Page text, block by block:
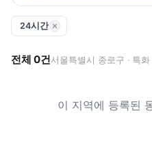
24시간
전체 0건서울특별시 종로구 · 특
이 지역에 등록된